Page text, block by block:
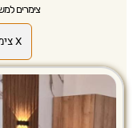
צימרים
X צימרים למשפחות ברמת הגולן